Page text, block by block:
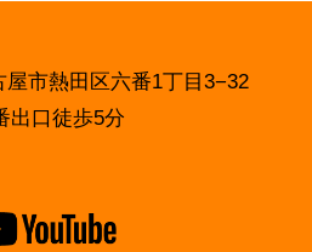
屋市熱田区六番1丁目3−32
出口徒歩5分